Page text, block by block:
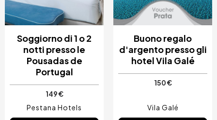
Soggiorno di 1 o 2
notti presso le
Pousadas de
Portugal
149 €
Pestana Hotels
Buono regalo
d'argento presso gli
hotel Vila Galé
150 €
Vila Galé